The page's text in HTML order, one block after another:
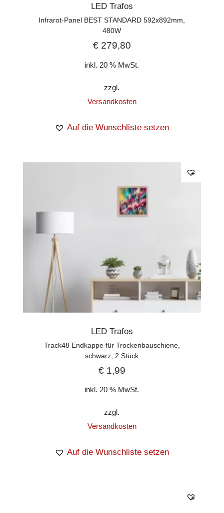
LED Trafos
Infrarot-Panel BEST STANDARD 592x892mm,
480W
€279,80
inkl. 20 % MwSt.
zzgl.
Versandkosten
Auf die Wunschliste setzen
LED Trafos
Track48 Endkappe für Trockenbauschiene,
schwarz, 2 Stück
€1,99
inkl. 20 % MwSt.
zzgl.
Versandkosten
Auf die Wunschliste setzen